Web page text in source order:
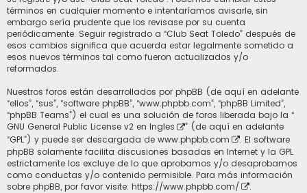
términos en cualquier momento e intentaríamos avisarle, sin
embargo sería prudente que los revisase por su cuenta
periódicamente. Seguir registrado a “Club Seat Toledo” después de
esos cambios significa que acuerda estar legalmente sometido a
esos nuevos términos tal como fueron actualizados y/o
reformados.
Nuestros foros están desarrollados por phpBB (de aquí en adelante
“ellos”, “sus”, “software phpBB”, “www.phpbb.com”, “phpBB Limited”,
“phpBB Teams”) el cual es una solución de foros liberada bajo la “
GNU General Public License v2 en Ingles
” (de aquí en adelante
“GPL”) y puede ser descargada de www.phpbb.com
. El software
phpBB solamente facilita discusiones basadas en Internet y la GPL
estrictamente los excluye de lo que aprobamos y/o desaprobamos
como conductas y/o contenido permisible. Para más información
sobre phpBB, por favor visite: https://www.phpbb.com/ .